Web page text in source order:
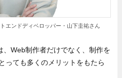
エンドディベロッパー・山下圭祐さん
、Web制作者だけでなく、制作を
っても多くのメリットをもたら